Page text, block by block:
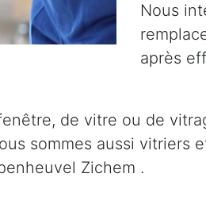
Nous
après
de vitre ou de
sommes aussi
Zichem .